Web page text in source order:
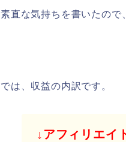
素直な気持ちを書いたので
では、収益の内訳です。
↓アフィリエイ